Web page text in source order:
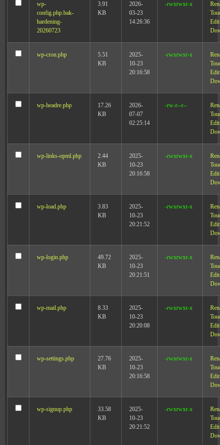
wp-
config.php.bak-
hardening-
20260723
3.91
KB
2026-
03-23
14:26:36
-rwxrwxr-x
Edit
wp-cron.php
5.51
KB
2025-
10-23
20:16:58
-rwxrwxr-x
Edit
wp-headre.php
17.26
KB
2026-
07-07
02:25:14
-rw-r--r--
Edit
wp-links-opml.php
2.44
KB
2025-
10-23
20:16:58
-rwxrwxr-x
Edit
wp-load.php
3.83
KB
2025-
10-23
20:21:52
-rwxrwxr-x
Edit
wp-login.php
49.72
KB
2025-
10-23
20:21:51
-rwxrwxr-x
Edit
wp-mail.php
8.33
KB
2025-
10-23
20:20:08
-rwxrwxr-x
Edit
wp-settings.php
27.76
KB
2025-
10-23
20:16:58
-rwxrwxr-x
Edit
wp-signup.php
33.58
KB
2025-
10-23
20:21:52
-rwxrwxr-x
Edit